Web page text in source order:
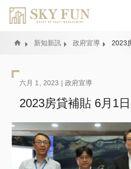
內
Home 新知新訊 政府宣導 2023
六月 1, 2023 | 政府宣導
2023房貸補貼 6月1